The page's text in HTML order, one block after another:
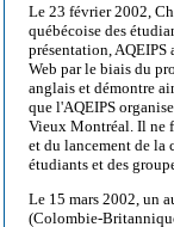
Le 23 février 2002,
québécoise des
présentation, AQEIPS
Web par le biais du
anglais et démontre
que l'AQEIPS
Vieux Montréal. Il ne
et du lancement de la
étudiants et des
Le 15 mars 2002, un
(Colombie-